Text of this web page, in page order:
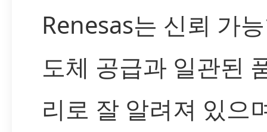
Renesas는 신뢰 가
도체 공급과 일관된
리로 잘 알려져 있으